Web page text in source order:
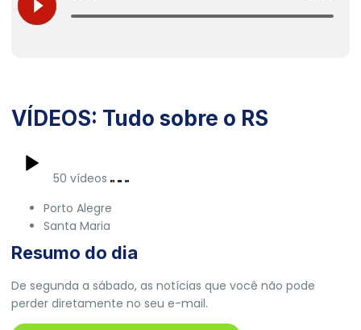
VÍDEOS: Tudo sobre o RS
50 vídeos
Porto Alegre
Santa Maria
Resumo do dia
De segunda a sábado, as notícias que você não pode
perder diretamente no seu e-mail.